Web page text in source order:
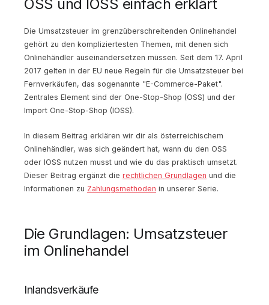
OSS und IOSS einfach erklärt
Die Umsatzsteuer im grenzüberschreitenden Onlinehandel
gehört zu den kompliziertesten Themen, mit denen sich
Onlinehändler auseinandersetzen müssen. Seit dem 17. April
2017 gelten in der EU neue Regeln für die Umsatzsteuer bei
Fernverkäufen, das sogenannte "E-Commerce-Paket".
Zentrales Element sind der One-Stop-Shop (OSS) und der
Import One-Stop-Shop (IOSS).
In diesem Beitrag erklären wir dir als österreichischem
Onlinehändler, was sich geändert hat, wann du den OSS
oder IOSS nutzen musst und wie du das praktisch umsetzt.
Dieser Beitrag ergänzt die rechtlichen Grundlagen und die
Informationen zu Zahlungsmethoden in unserer Serie.
Die Grundlagen: Umsatzsteuer
im Onlinehandel
Inlandsverkäufe